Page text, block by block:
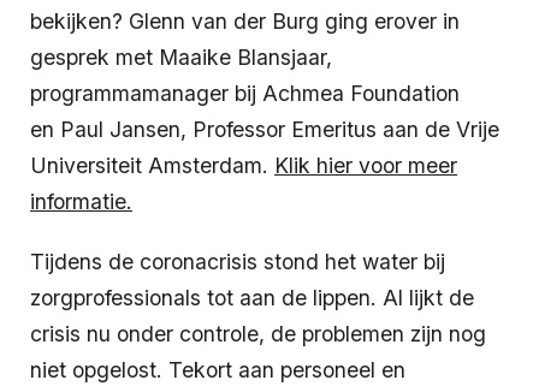
bekijken? Glenn van der Burg ging erover in
gesprek met Maaike Blansjaar,
programmamanager bij Achmea Foundation
en Paul Jansen, Professor Emeritus aan de Vrije
Universiteit Amsterdam. Klik hier voor meer
informatie.
Tijdens de coronacrisis stond het water bij
zorgprofessionals tot aan de lippen. Al lijkt de
crisis nu onder controle, de problemen zijn nog
niet opgelost. Tekort aan personeel en